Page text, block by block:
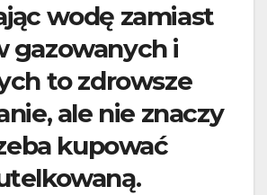
wodę zamiast
gazowanych i
to zdrowsze
ale nie znaczy
kupować